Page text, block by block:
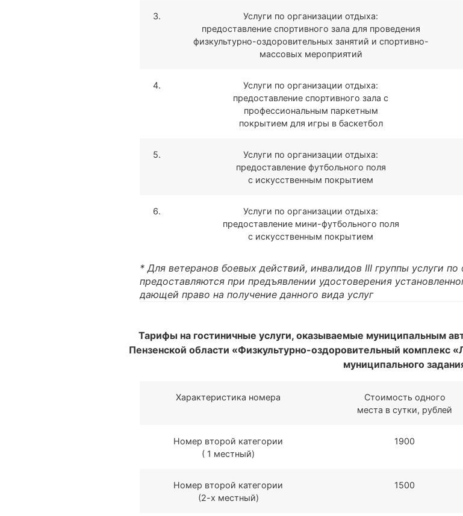
3.
Услуги по организации отдыха:
предоставление спортивного зала для проведения
физкультурно-оздоровительных занятий и спортивно-
массовых мероприятий
4.
Услуги по организации отдыха:
предоставление спортивного зала с
профессиональным паркетным
покрытием для игры в баскетбол
5.
Услуги по организации отдыха:
предоставление футбольного поля
с искусственным покрытием
6.
Услуги по организации отдыха:
предоставление мини-футбольного поля
с искусственным покрытием
* Для ветеранов боевых действий, инвалидов III группы услуги
предоставляются при предъявлении удостоверения
дающей право на получение данного вида услуг
Тарифы на гостиничные услуги, оказываемые муниципальным
Пензенской области «Физкультурно-оздоровительный комплекс
муниципального
Характеристика номера
Стоимость одного
места в сутки, рублей
Номер второй категории
( 1 местный)
1900
Номер второй категории
(2-х местный)
1500